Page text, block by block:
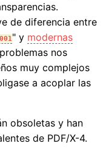
de diferencia entre
" y modernas
nos
muy complejos
a acoplar las
obsoletas y han
de PDF/X-4.